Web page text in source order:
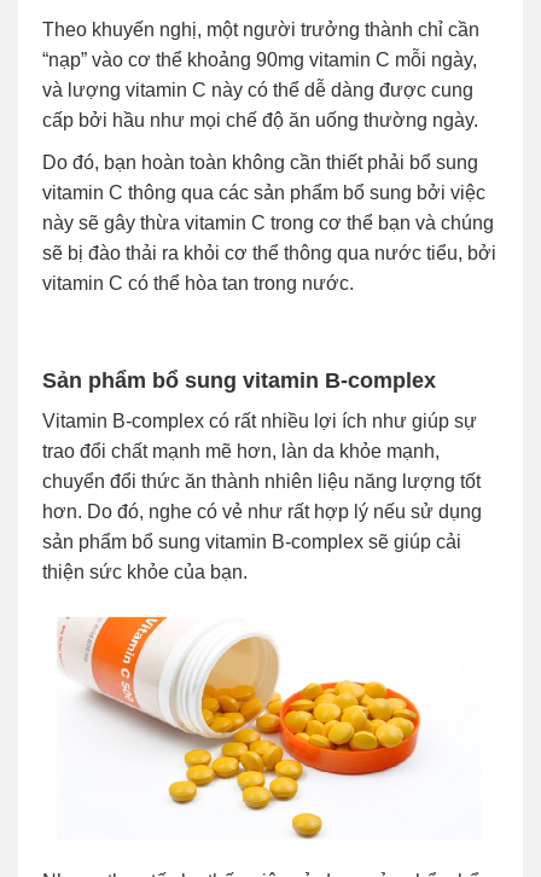
Theo khuyến nghị, một người trưởng thành chỉ cần
“nạp” vào cơ thể khoảng 90mg vitamin C mỗi ngày,
và lượng vitamin C này có thể dễ dàng được cung
cấp bởi hầu như mọi chế độ ăn uống thường ngày.
Do đó, bạn hoàn toàn không cần thiết phải bổ sung
vitamin C thông qua các sản phẩm bổ sung bởi việc
này sẽ gây thừa vitamin C trong cơ thể bạn và chúng
sẽ bị đào thải ra khỏi cơ thể thông qua nước tiểu, bởi
vitamin C có thể hòa tan trong nước.
Sản phẩm bổ sung vitamin B-complex
Vitamin B-complex có rất nhiều lợi ích như giúp sự
trao đổi chất mạnh mẽ hơn, làn da khỏe mạnh,
chuyển đổi thức ăn thành nhiên liệu năng lượng tốt
hơn. Do đó, nghe có vẻ như rất hợp lý nếu sử dụng
sản phẩm bổ sung vitamin B-complex sẽ giúp cải
thiện sức khỏe của bạn.